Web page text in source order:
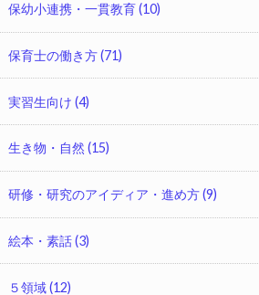
保幼小連携・一貫教育(10)
保育士の働き方(71)
実習生向け (4)
生き物・自然 (15)
研修・研究のアイディア・進め方(9)
絵本・素話(3)
５領域(12)